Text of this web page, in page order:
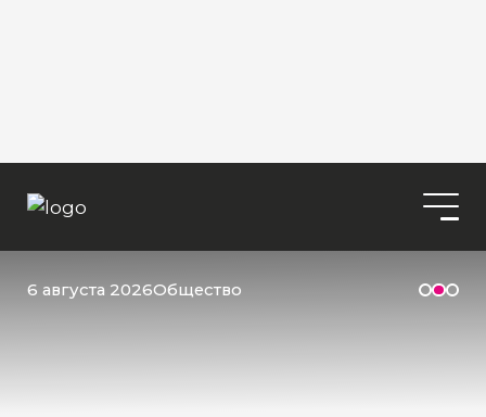
6 августа 2026Общество